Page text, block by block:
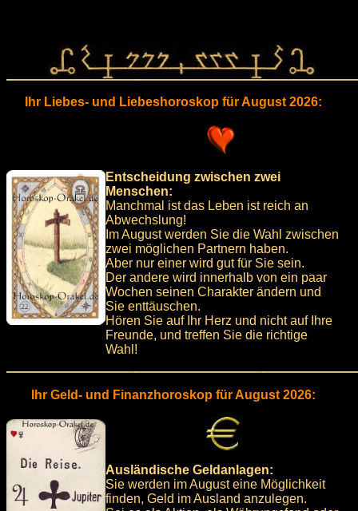
Ihr Liebes- und Liebeshoroskop für August 2026:
Entscheidung zwischen zwei
Menschen:
Manchmal ist das Leben ist reich an
Abwechslung!
Im August werden Sie die Wahl zwischen
zwei möglichen Partnern haben.
Aber nur einer wird gut für Sie sein.
Der andere wird innerhalb von ein paar
Wochen seinen Charakter ändern und
Sie enttäuschen.
Hören Sie auf Ihr Herz und nicht auf Ihre
Freunde, und treffen Sie die richtige
Wahl!
Ihr Geld- und Finanzhoroskop für August 2026:
Ausländische Geldanlagen:
Sie werden im August eine Möglichkeit
finden, Geld im Ausland anzulegen.